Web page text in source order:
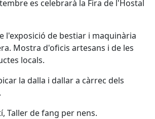
es celebrarà la Fira de l'Hostal
l'exposició de bestiar i maquinària
Mostra d'oficis artesans i de les
locals.
la dalla i dallar a càrrec dels
Taller de fang per nens.